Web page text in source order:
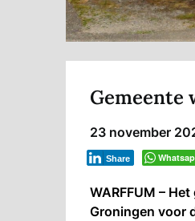
Gemeente
23 november
Share
WARFFUM –
Groningen voor